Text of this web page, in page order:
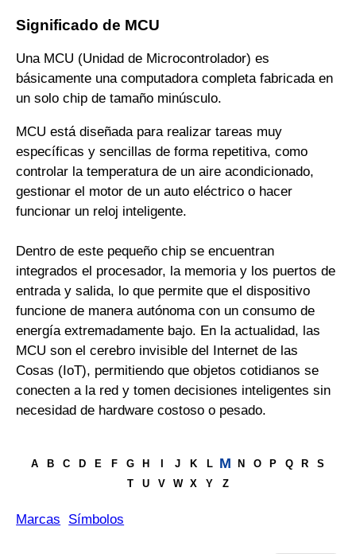
Significado de MCU
Una MCU (Unidad de Microcontrolador) es
básicamente una computadora completa fabricada en
un solo chip de tamaño minúsculo.
MCU está diseñada para realizar tareas muy
específicas y sencillas de forma repetitiva, como
controlar la temperatura de un aire acondicionado,
gestionar el motor de un auto eléctrico o hacer
funcionar un reloj inteligente.
Dentro de este pequeño chip se encuentran
integrados el procesador, la memoria y los puertos de
entrada y salida, lo que permite que el dispositivo
funcione de manera autónoma con un consumo de
energía extremadamente bajo. En la actualidad, las
MCU son el cerebro invisible del Internet de las
Cosas (IoT), permitiendo que objetos cotidianos se
conecten a la red y tomen decisiones inteligentes sin
necesidad de hardware costoso o pesado.
A B C D E F G H J K L M N O P Q R
S
T
U V W X Y Z
Marcas Símbolos